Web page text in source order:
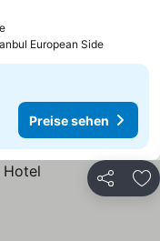
Preise sehen
European Side
Preise sehen
Teilen